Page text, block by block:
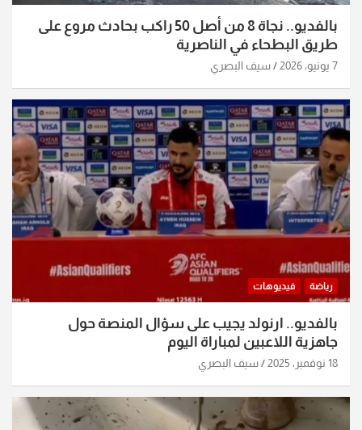
بالفديو.. نجاة 8 من أصل 50 راكب بحادث مروع على
طريق البطحاء في الناصرية
7 يونيو، 2026 سيف البصري
رياضة فيديوهات
بالفديو.. ارنولد يجيب على سؤال المنصة حول
جاهزية اللاعبين لمباراة اليوم
18 نوفمبر، 2025 سيف البصري